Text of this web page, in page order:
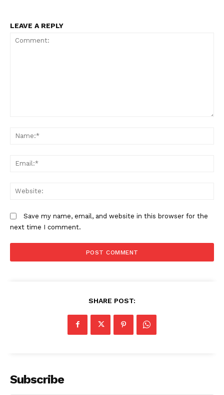
LEAVE A REPLY
Save my name, email, and website in this browser for the
next time I comment.
SHARE POST:
Subscribe